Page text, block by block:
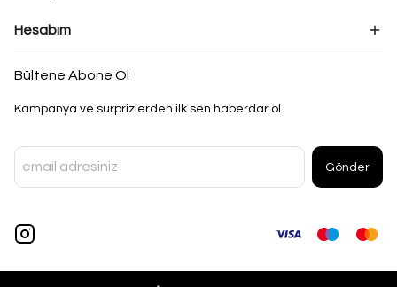
Hesabım
Bültene Abone Ol
Kampanya ve sürprizlerden ilk sen haberdar ol
Gönder